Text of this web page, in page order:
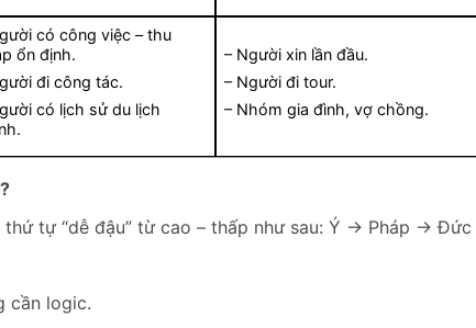
có công việc – thu
ổn định.
đi công tác.
có lịch sử du lịch
– Người xin lần đầu.
– Người đi tour.
– Nhóm gia đình, vợ chồng.
tự “dễ đậu” từ cao – thấp như sau: Ý → Pháp → Đức
cần logic.